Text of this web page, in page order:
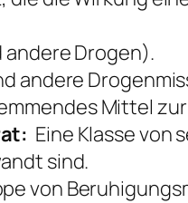
Drogen).
andere
Mittel
Eine Klasse
sind.
von